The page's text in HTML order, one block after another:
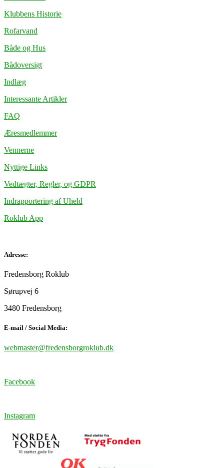
Klubbens Historie
Rofarvand
Både og Hus
Bådoversigt
Indlæg
Interessante Artikler
FAQ
Æresmedlemmer
Vennerne
Nyttige Links
Vedtægter, Regler, og GDPR
Indrapportering af Uheld
Roklub App
Adresse:
Fredensborg Roklub
Sørupvej 6
3480 Fredensborg
E-mail / Social Media:
webmaster@fredensborgroklub.dk
Facebook
Instagram